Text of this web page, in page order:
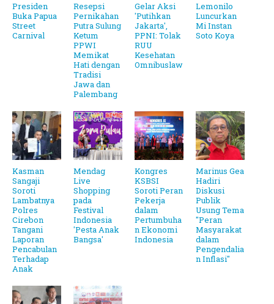
Presiden
Buka Papua
Street
Carnival
Resepsi
Pernikahan
Putra Sulung
Ketum
PPWI
Memikat
Hati dengan
Tradisi
Jawa dan
Palembang
Gelar Aksi
'Putihkan
Jakarta',
PPNI: Tolak
RUU
Kesehatan
Omnibuslaw
Lemonilo
Luncurkan
Mi Instan
Soto Koya
Kasman
Sangaji
Soroti
Lambatnya
Polres
Cirebon
Tangani
Laporan
Pencabulan
Terhadap
Anak
Mendag
Live
Shopping
pada
Festival
Indonesia
'Pesta Anak
Bangsa'
Kongres
KSBSI
Soroti Peran
Pekerja
dalam
Pertumbuha
n Ekonomi
Indonesia
Marinus Gea
Hadiri
Diskusi
Publik
Usung Tema
"Peran
Masyarakat
dalam
Pengendalia
n Inflasi"